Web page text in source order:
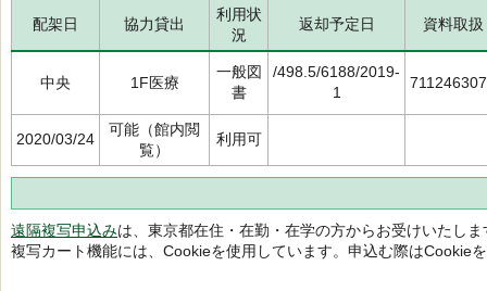
配架日 協力貸出
利用状
況
返却予定日 資料取扱
中央 1F医療
一般図
書
/498.5/6188/2019-
1
2020/03/24
可能（館内閲
覧）
利用可
遠隔複写申込みは、東京都在住・在勤・在学の方からお受けいたしま
複写カート機能には、Cookieを使用しています。申込む際はCookie